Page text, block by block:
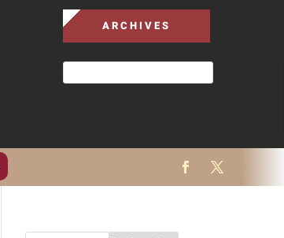
ARCHIVES